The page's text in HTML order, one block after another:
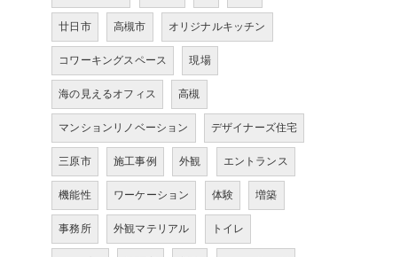
廿日市 高槻市 オリジナルキッチン
コワーキングスペース 現場
海の見えるオフィス 高槻
マンションリノベーション デザイナーズ住宅
三原市 施工事例 外観 エントランス
機能性 ワーケーション 体験 増築
事務所 外観マテリアル トイレ